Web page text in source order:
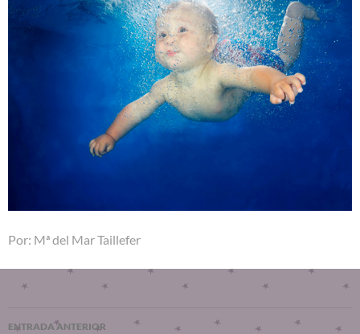
Por: Mª del Mar Taillefer
ENTRADA ANTERIOR